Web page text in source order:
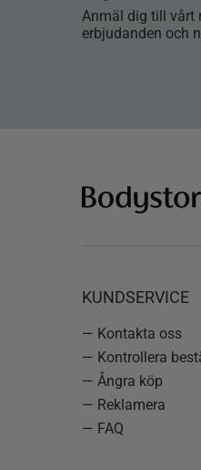
Anmäl dig till vårt
erbjudanden och
KUNDSERVICE
— Kontakta oss
— Kontrollera
— Ångra köp
— Reklamera
— FAQ